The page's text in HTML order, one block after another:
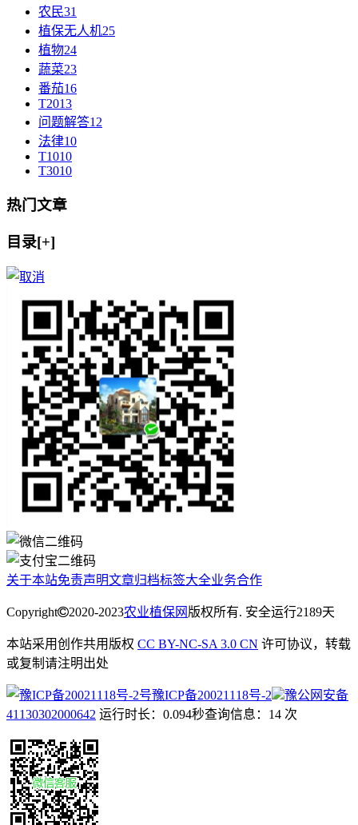
农民31
植保无人机25
植物24
蔬菜23
番茄16
T2013
问题解答12
法律10
T1010
T3010
热门文章
目录[+]
关于本站免责声明文章归档标签大全业务合作
Copyright 2020-2023农业植保网 版权所有. 安全运行2189天
本站采用创作共用版权 CC BY-NC-SA 3.0 CN 许可协议，转载
或复制请注明出处
豫ICP备20021118号-2
豫公网安备
41130302000642 运行时长：0.094秒查询信息：14 次